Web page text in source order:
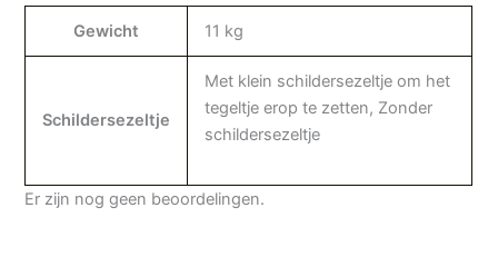
Gewicht 11 kg
Schildersezeltje
Met klein schildersezeltje om het
tegeltje erop te zetten, Zonder
schildersezeltje
Er zijn nog geen beoordelingen.